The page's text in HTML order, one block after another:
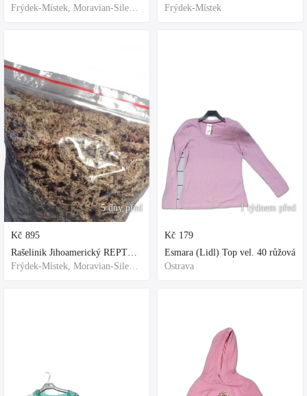
Frýdek-Místek, Moravian-Silesian Region,Others
5 dny před
Kč 895
Rašelinik Jihoamerický REPTER - 5 balení - 500g -
Frýdek-Místek, Moravian-Silesian Region,Others
Frýdek-Místek
1 týdnem před
Kč 179
Esmara (Lidl) Top vel. 40 růžová
Ostrava